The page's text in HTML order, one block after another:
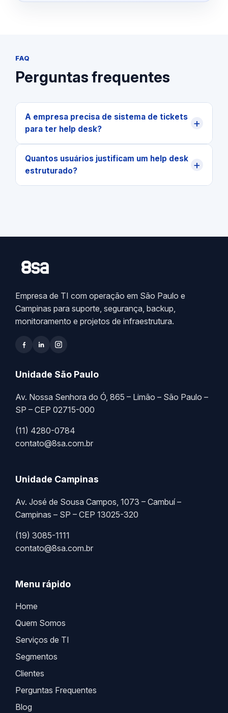
FAQ
Perguntas frequentes
A empresa precisa de sistema de tickets
para ter help desk?
+
Quantos usuários justificam um help desk
estruturado?
+
Empresa de TI com operação em São Paulo e
Campinas para suporte, segurança, backup,
monitoramento e projetos de infraestrutura.
Unidade São Paulo
Av. Nossa Senhora do Ó, 865 – Limão – São Paulo –
SP – CEP 02715-000
(11) 4280-0784
contato@8sa.com.br
Unidade Campinas
Av. José de Sousa Campos, 1073 – Cambuí –
Campinas – SP – CEP 13025-320
(19) 3085-1111
contato@8sa.com.br
Menu rápido
Home
Quem Somos
Serviços de TI
Segmentos
Clientes
Perguntas Frequentes
Blog